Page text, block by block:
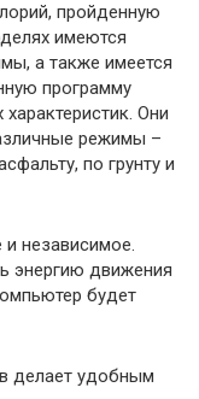
пройденную
имеются
а также имеется
программу
Они
режимы –
по грунту и
независимое.
энергию движения
будет
делает удобным